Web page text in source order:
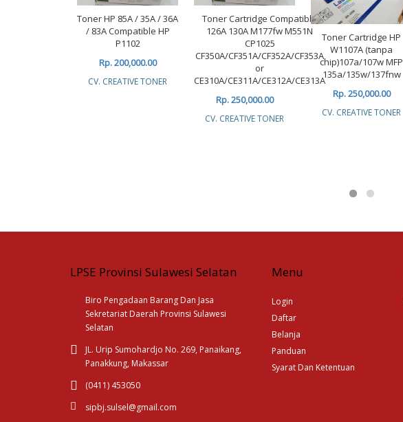
Toner HP 85A / 35A / 36A
/ 83A Compatible HP
P1102
Rp. 200,000.00
CV. CREATIVE TONER
Toner Cartridge Compatible
126A 130A M177fw M551N
CP1025
CF350A/CF351A/CF352A/CF353A
or
CE310A/CE311A/CE312A/CE313A
Rp. 250,000.00
CV. CREATIVE TONER
Toner Cartridge HP
W1107A (tanpa
chip)107a/107w MFP
135a/135w/137fnw
Rp. 250,000.00
CV. CREATIVE TONER
LPSE Provinsi Sulawesi Selatan
Biro Pengadaan Barang Dan Jasa
Sekretariat Daerah Provinsi Sulawesi
Selatan
JL. Urip Sumohardjo No. 269, Panaikang,
Panakkung, Makassar
(0411) 453050
sipbj.sulsel@gmail.com
Menu
Login
Daftar
Belanja
Panduan
Syarat Dan Ketentuan